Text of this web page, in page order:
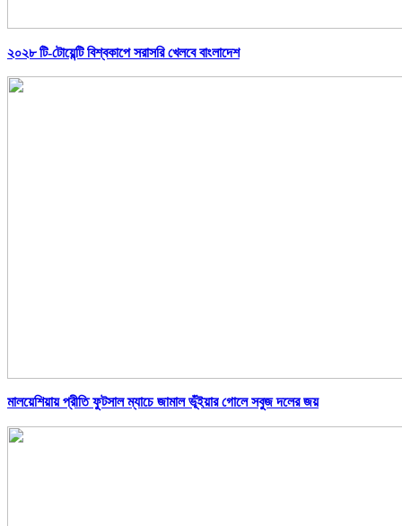
২০২৮ টি-টোয়েন্টি বিশ্বকাপে সরাসরি খেলবে বাংলাদেশ
মালয়েশিয়ায় প্রীতি ফুটসাল ম্যাচে জামাল ভূঁইয়ার গোলে সবুজ দলের জয়